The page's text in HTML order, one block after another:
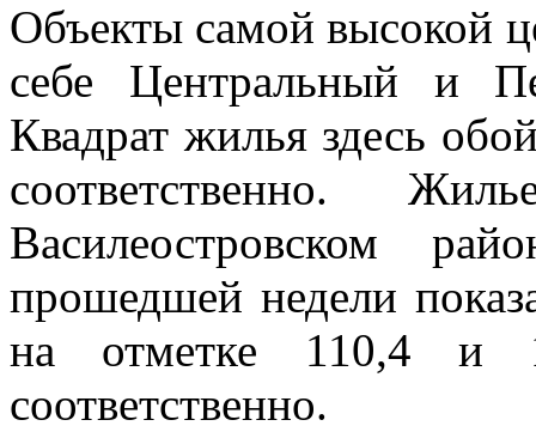
Объекты самой высокой
себе Центральный и
Квадрат жилья здесь
соответственно.
Василеостровском
прошедшей недели
на отметке 110,4
соответственно.